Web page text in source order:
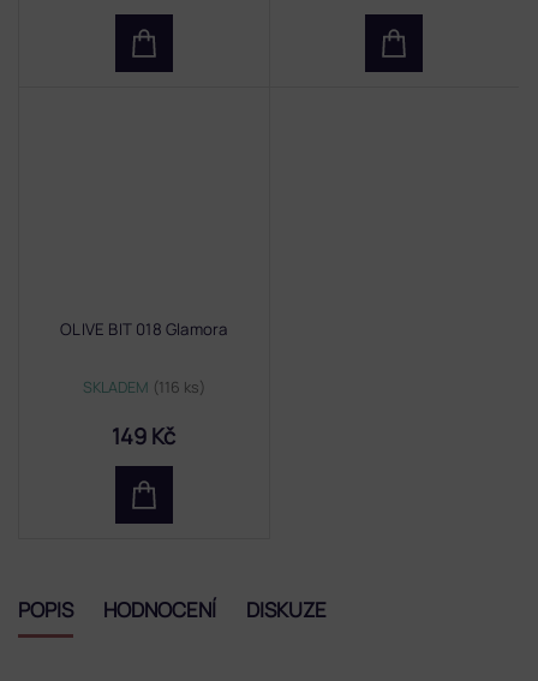
OLIVE BIT 018 Glamora
SKLADEM (116 ks)
149 Kč
POPIS HODNOCENÍ DISKUZE